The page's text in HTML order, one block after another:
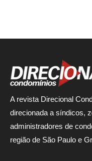
A revista Direcional
direcionada a síndicos,
administradores de
região de São Paulo e